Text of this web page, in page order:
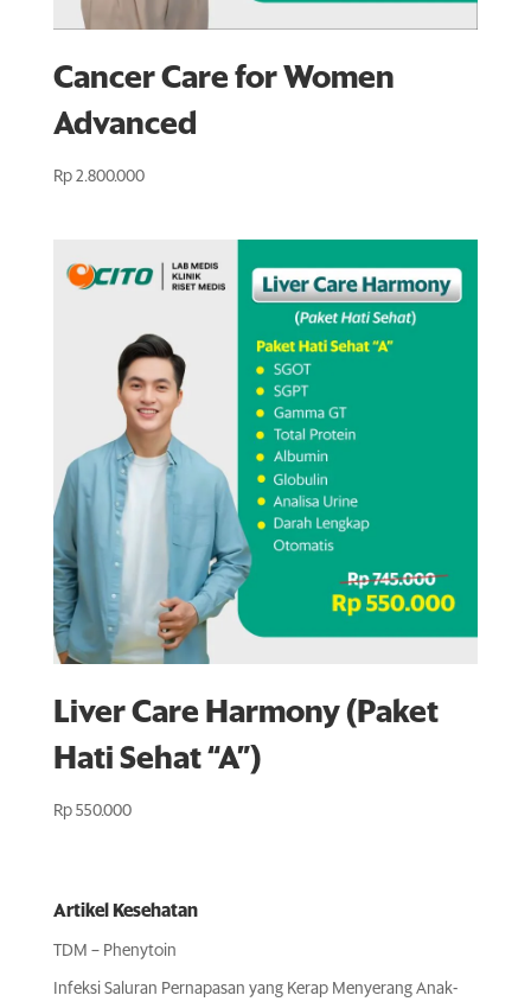
Cancer Care for Women
Advanced
Rp2.800.000
Liver Care Harmony (Paket
Hati Sehat “A”)
Rp550.000
Artikel Kesehatan
TDM – Phenytoin
Infeksi Saluran Pernapasan yang Kerap Menyerang Anak-